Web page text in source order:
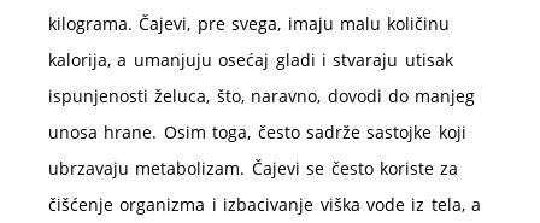
kilograma. Čajevi, pre svega, imaju malu količinu
kalorija, a umanjuju osećaj gladi i stvaraju utisak
ispunjenosti želuca, što, naravno, dovodi do manjeg
unosa hrane. Osim toga, često sadrže sastojke koji
ubrzavaju metabolizam. Čajevi se često koriste za
čišćenje organizma i izbacivanje viška vode iz tela, a